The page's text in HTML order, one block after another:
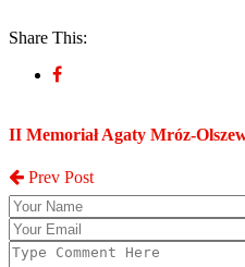
Share This:
II Memoriał Agaty Mróz-
Prev Post